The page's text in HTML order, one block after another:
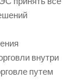
внутри
путем